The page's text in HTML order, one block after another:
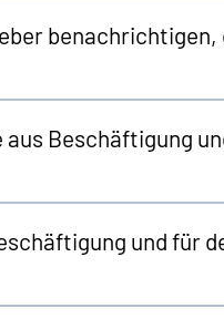
benachrichtigen,
aus Beschäftigung
und für